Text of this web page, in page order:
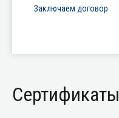
Заключаем договор
Сертификаты